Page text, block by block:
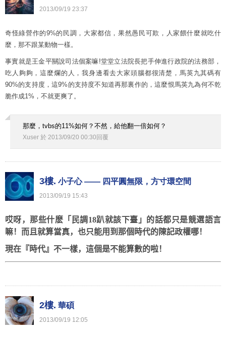
2013/09/19 23:37
奇怪綠營作的9%的民調，大家都信，果然愚民可欺，人家餵什麼就吃什
麼，那不跟某動物一樣。
事實就是王金平關說司法個案嘛!堂堂立法院長把手伸進行政院的法務部，
吃人夠夠，這麼爛的人，我身邊看去大家頭腦都很清楚，馬英九其碼有
90%的支持度，這9%的支持度不知道再那裏作的，這麼恨馬英九為何不乾
脆作成1%，不就更爽了。
那麼，tvbs的11%如何？不然，給他翻一倍如何？
Xuser 於 2013/09/20 00:30 回覆
3樓. 小子心 —— 四平圓無限，方寸環空間
2013/09/19 15:43
哎呀，那些什麽「民調18趴就該下臺」的話都只是競選語言
嘛！而且就算當真，也只能用到那個時代的陳記政權哪！
現在『時代』不一樣，這個是不能算數的啦！
2樓. 華碩
2013/09/19 12:05